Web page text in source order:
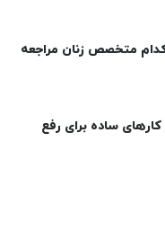
متخصص زنان مراجعه
ساده برای رفع